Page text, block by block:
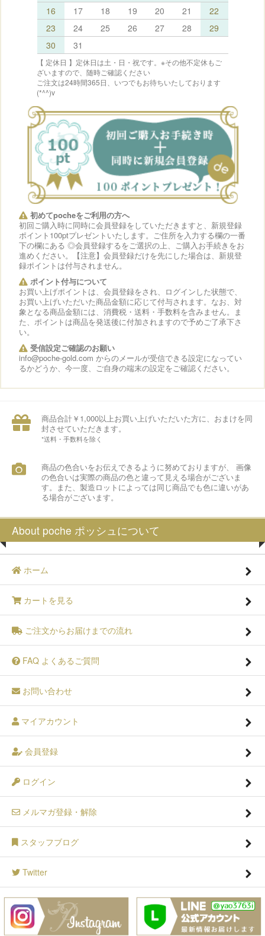
16
17 18 19 20 21
22
23
24 25 26 27 28
29
30
31
【 定休日 】定休日は土・日・祝です。※その他不定休もご
ざいますので、随時ご確認ください
ご注文は24時間365日、いつでもお待ちいたしております
(*^^)v
初めてpocheをご利用の方へ
初回ご購入時に同時に会員登録をしていただきますと、新規登録
ポイント100ptプレゼントいたします。ご住所を入力する欄の一番
下の欄にある ◎会員登録するをご選択の上、ご購入お手続きをお
進めください。【注意】会員登録だけを先にした場合は、新規登
録ポイントは付与されません。
ポイント付与について
お買い上げポイントは、会員登録をされ、ログインした状態で、
お買い上げいただいた商品金額に応じて付与されます。なお、対
象となる商品金額には、消費税・送料・手数料を含みません。ま
た、ポイントは商品を発送後に付加されますので予めご了承下さ
い。
受信設定ご確認のお願い
info@poche-gold.com からのメールが受信できる設定になってい
るかどうか、今一度、ご自身の端末の設定をご確認ください。
商品合計￥1,000以上お買い上げいただいた方に、おまけを同
封させていただきます。
*送料・手数料を除く
商品の色合いをお伝えできるように努めておりますが、 画像
の色合いは実際の商品の色と違って見える場合がございま
す。また、製造ロットによっては同じ商品でも色に違いがあ
る場合がございます。
About poche ポッシュについて
ホーム
カートを見る
ご注文からお届けまでの流れ
FAQ よくあるご質問
お問い合わせ
マイアカウント
会員登録
ログイン
メルマガ登録・解除
スタッフブログ
Twitter